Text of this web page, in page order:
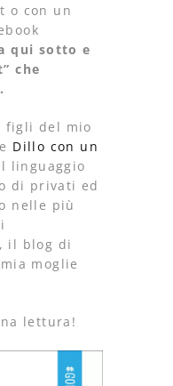
o con un
qui sotto e
che
figli del mio
Dillo con un
linguaggio
di privati ed
nelle più
, il blog di
moglie
lettura!